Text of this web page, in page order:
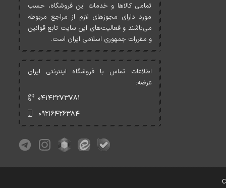
تمامی کالاها و خدمات اين فروشگاه، حسب
مورد دارای مجوزهای لازم از مراجع مربوطه
می‌باشند و فعاليت‌های اين سايت تابع قوانين
و مقررات جمهوری اسلامی ايران است.
اطلاعات تماس با فروشگاه اینترنتی ایران
عرضه:
۰۴۱۴۲۲۷۳۷۸۱
۰۹۲۱۶۴۲۶۳۸۴